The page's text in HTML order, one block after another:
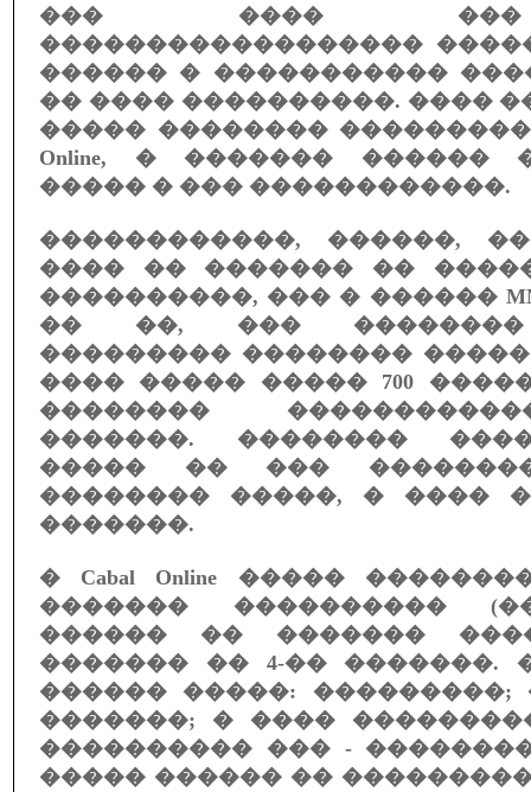
��� ����
������������������
������ � �����������
�� ���� ����������. ���� ��
����� ��������
Online, � ������� ������
����� � ��� ������������.
������������, ������,
���� �� ������� ��
����������, ��� � ������
�� ��, ��� ��������
��������� ��������
���� ����� ����� 700
��������
�������. ��������
����� �� ���
�������� �����, � ����
�������.
� Cabal Online �����
������� ����������
������ �� �������
������� �� 4-�� �������.
������ �����: ���������;
�������; � ����
���������� ��� -
����� ������ ��